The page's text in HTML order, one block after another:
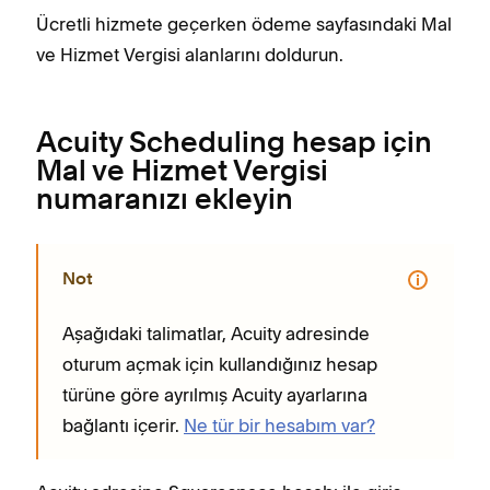
Ücretli hizmete geçerken ödeme sayfasındaki Mal
ve Hizmet Vergisi alanlarını doldurun.
Acuity Scheduling hesap için
Mal ve Hizmet Vergisi
numaranızı ekleyin
Not
Aşağıdaki talimatlar, Acuity adresinde
oturum açmak için kullandığınız hesap
türüne göre ayrılmış Acuity ayarlarına
bağlantı içerir. Ne tür bir hesabım var?